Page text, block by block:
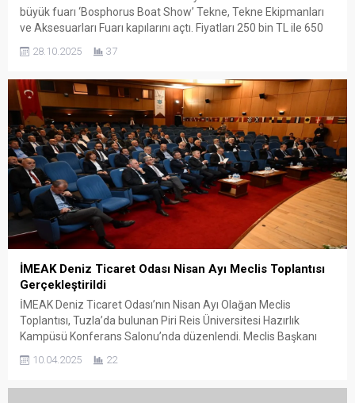
büyük fuarı ‘Bosphorus Boat Show’ Tekne, Tekne Ekipmanları
ve Aksesuarları Fuarı kapılarını açtı. Fiyatları 250 bin TL ile 650
süresince 40 bin ziyaretçinin ağırlanması hedefleniyor. Son
28.10.2025 37
İMEAK Deniz Ticaret Odası Nisan Ayı Meclis Toplantısı
Gerçekleştirildi
İMEAK Deniz Ticaret Odası’nın Nisan Ayı Olağan Meclis
Toplantısı, Tuzla’da bulunan Piri Reis Üniversitesi Hazırlık
Kampüsü Konferans Salonu’nda düzenlendi. Meclis Başkanı
gündem maddeleri görüşülerek karara bağlandı. Toplantıya,
10.04.2025 22